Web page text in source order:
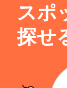
スポ
探せ